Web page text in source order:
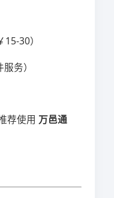
30）
务）
荐使用 ​万邑通​